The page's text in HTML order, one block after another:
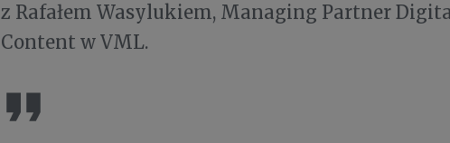
z Rafałem Wasylukiem, Managing Partner
Content w VML.